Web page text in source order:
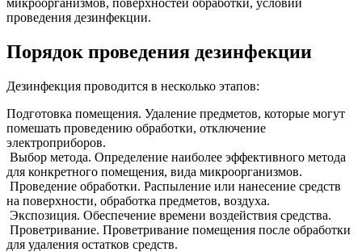
микроорганизмов, поверхностей обработки, условий
проведения дезинфекции.
Порядок проведения дезинфекции
Дезинфекция проводится в несколько этапов:
Подготовка помещения. Удаление предметов, которые могут
помешать проведению обработки, отключение
электроприборов.
Выбор метода. Определение наиболее эффективного метода
для конкретного помещения, вида микроорганизмов.
Проведение обработки. Распыление или нанесение средств
на поверхности, обработка предметов, воздуха.
Экспозиция. Обеспечение времени воздействия средства.
Проветривание. Проветривание помещения после обработки
для удаления остатков средств.